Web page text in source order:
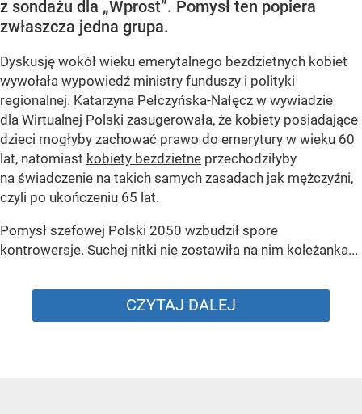
z sondażu dla „Wprost”. Pomysł ten popiera
zwłaszcza jedna grupa.
Dyskusję wokół wieku emerytalnego bezdzietnych kobiet
wywołała wypowiedź ministry funduszy i polityki
regionalnej. Katarzyna Pełczyńska-Nałęcz w wywiadzie
dla Wirtualnej Polski zasugerowała, że kobiety posiadające
dzieci mogłyby zachować prawo do emerytury w wieku 60
lat, natomiast kobiety bezdzietne przechodziłyby
na świadczenie na takich samych zasadach jak mężczyźni,
czyli po ukończeniu 65 lat.
Pomysł szefowej Polski 2050 wzbudził spore
kontrowersje. Suchej nitki nie zostawiła na nim koleżanka...
CZYTAJ DALEJ